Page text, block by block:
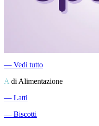
― Vedi tutto
A di Alimentazione
― Latti
― Biscotti